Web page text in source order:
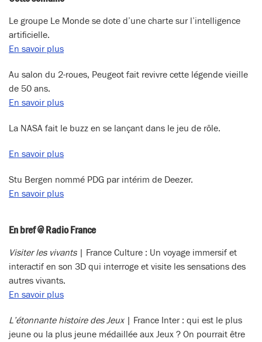
Le groupe Le Monde se dote d’une charte sur l’intelligence
artificielle.
En savoir plus
Au salon du 2-roues, Peugeot fait revivre cette légende vieille
de 50 ans.
En savoir plus
La NASA fait le buzz en se lançant dans le jeu de rôle.
En savoir plus
Stu Bergen nommé PDG par intérim de Deezer.
En savoir plus
En bref @ Radio France
Visiter les vivants| France Culture : Un voyage immersif et
interactif en son 3D qui interroge et visite les sensations des
autres vivants.
En savoir plus
L’étonnante histoire des Jeux| France Inter : qui est le plus
jeune ou la plus jeune médaillée aux Jeux ? On pourrait être